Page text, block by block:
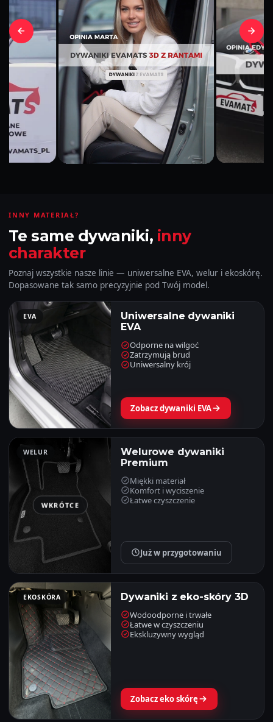
INNY MATERIAŁ?
Te same dywaniki, inny
charakter
Poznaj wszystkie nasze linie — uniwersalne EVA, welur i ekoskórę.
Dopasowane tak samo precyzyjnie pod Twój model.
EVA
Uniwersalne dywaniki
EVA
Odporne na wilgoć
Zatrzymują brud
Uniwersalny krój
Zobacz dywaniki EVA
WELUR
WKRÓTCE
Welurowe dywaniki
Premium
Miękki materiał
Komfort i wyciszenie
Łatwe czyszczenie
Już w przygotowaniu
EKOSKÓRA Dywaniki z eko-skóry 3D
Wodoodporne i trwałe
Łatwe w czyszczeniu
Ekskluzywny wygląd
Zobacz eko skórę